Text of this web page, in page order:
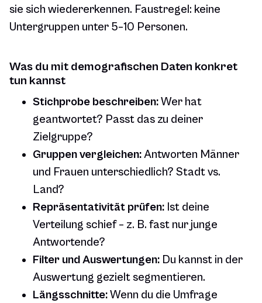
sie sich wiedererkennen. Faustregel: keine
Untergruppen unter 5–10 Personen.
Was du mit demografischen Daten konkret
tun kannst
Stichprobe beschreiben:Wer hat
geantwortet? Passt das zu deiner
Zielgruppe?
Gruppen vergleichen:Antworten Männer
und Frauen unterschiedlich? Stadt vs.
Land?
Repräsentativität prüfen: Ist deine
Verteilung schief – z. B. fast nur junge
Antwortende?
Filter und Auswertungen: Du kannst in der
Auswertung gezielt segmentieren.
Längsschnitte:Wenn du die Umfrage